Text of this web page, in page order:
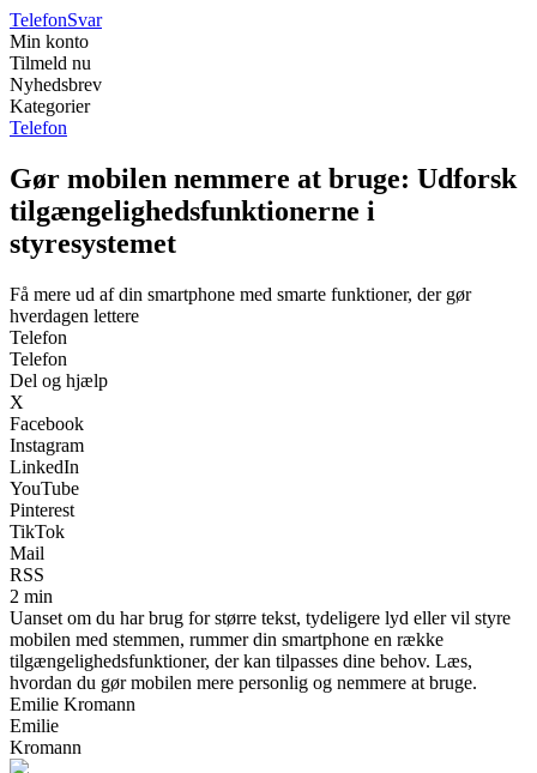
TelefonSvar
Min konto
Tilmeld nu
Nyhedsbrev
Kategorier
Telefon
Gør mobilen nemmere at bruge: Udforsk
tilgængelighedsfunktionerne i
styresystemet
Få mere ud af din smartphone med smarte funktioner, der gør
hverdagen lettere
Telefon
Telefon
Del og hjælp
X
Facebook
Instagram
LinkedIn
YouTube
Pinterest
TikTok
Mail
RSS
2 min
Uanset om du har brug for større tekst, tydeligere lyd eller vil styre
mobilen med stemmen, rummer din smartphone en række
tilgængelighedsfunktioner, der kan tilpasses dine behov. Læs,
hvordan du gør mobilen mere personlig og nemmere at bruge.
Emilie Kromann
Emilie
Kromann